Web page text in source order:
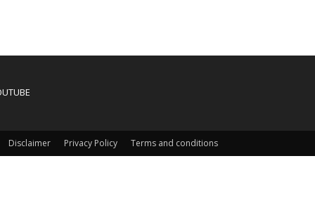
Disclaimer Privacy Policy Terms and conditions